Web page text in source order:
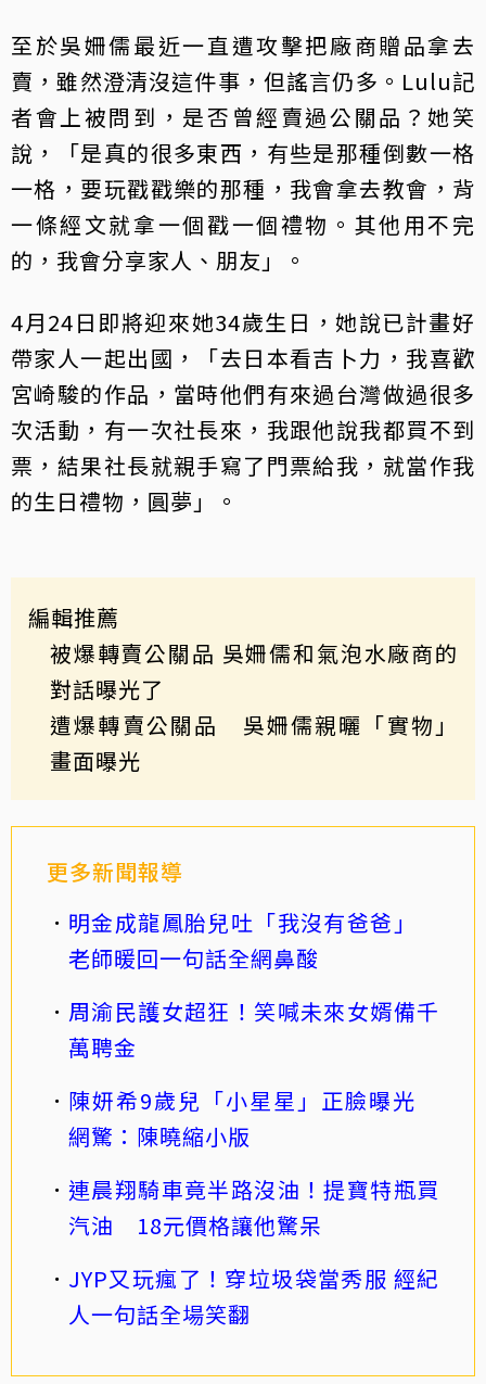
至於吳姍儒最近一直遭攻擊把廠商贈品拿去
賣，雖然澄清沒這件事，但謠言仍多。Lulu記
者會上被問到，是否曾經賣過公關品？她笑
說，「是真的很多東西，有些是那種倒數一格
一格，要玩戳戳樂的那種，我會拿去教會，背
一條經文就拿一個戳一個禮物。其他用不完
的，我會分享家人、朋友」。
4月24日即將迎來她34歲生日，她說已計畫好
帶家人一起出國，「去日本看吉卜力，我喜歡
宮崎駿的作品，當時他們有來過台灣做過很多
次活動，有一次社長來，我跟他說我都買不到
票，結果社長就親手寫了門票給我，就當作我
的生日禮物，圓夢」。
編輯推薦
被爆轉賣公關品 吳姍儒和氣泡水廠商的
對話曝光了
遭爆轉賣公關品 吳姍儒親曬「實物」
畫面曝光
更多新聞報導
明金成龍鳳胎兒吐「我沒有爸爸」
老師暖回一句話全網鼻酸
周渝民護女超狂！笑喊未來女婿備千
萬聘金
陳妍希9歲兒「小星星」正臉曝光
網驚：陳曉縮小版
連晨翔騎車竟半路沒油！提寶特瓶買
汽油 18元價格讓他驚呆
JYP又玩瘋了！穿垃圾袋當秀服 經紀
人一句話全場笑翻